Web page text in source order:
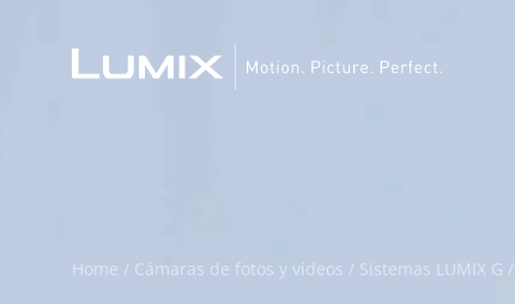
Home / Cámaras de fotos y vídeos / Sistemas LUMIX G /